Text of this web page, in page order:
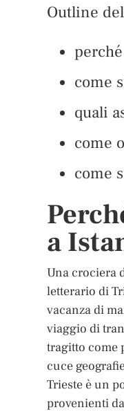
Outline
come
quali
come
come
a
Una crociera
letterario di
vacanza di
viaggio di
tragitto come
cuce
Trieste è un
provenienti